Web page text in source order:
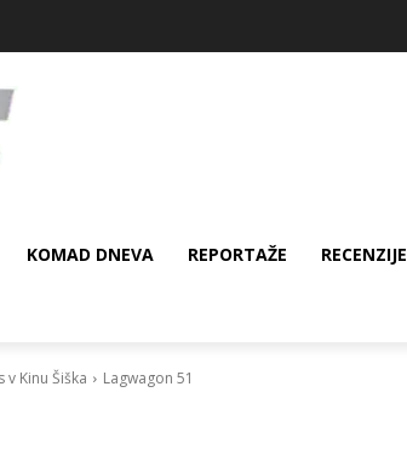
KOMAD DNEVA REPORTAŽE RECENZIJE
v Kinu Šiška Lagwagon 51